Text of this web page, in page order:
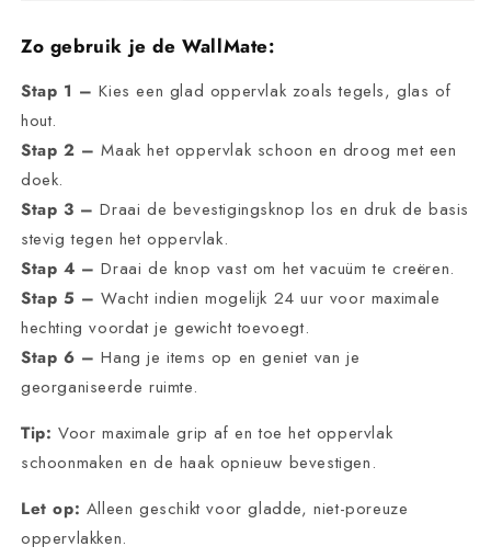
Zo gebruik je de WallMate:
Stap 1 –Kies een glad oppervlak zoals tegels, glas of
hout.
Stap 2 –Maak het oppervlak schoon en droog met een
doek.
Stap 3 –Draai de bevestigingsknop los en druk de basis
stevig tegen het oppervlak.
Stap 4 –Draai de knop vast om het vacuüm te creëren.
Stap 5 –Wacht indien mogelijk 24 uur voor maximale
hechting voordat je gewicht toevoegt.
Stap 6 – Hang je items op en geniet van je
georganiseerde ruimte.
Tip: Voor maximale grip af en toe het oppervlak
schoonmaken en de haak opnieuw bevestigen.
Let op: Alleen geschikt voor gladde, niet-poreuze
oppervlakken.